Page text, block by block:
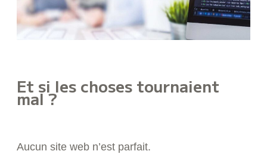
Et si les choses tournaient
mal ?
Aucun site web n’est parfait.